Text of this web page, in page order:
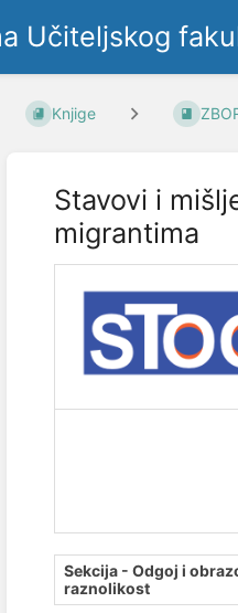
Učiteljskog
Knjige
Stavovi i
migrantima
Sekcija - Odgoj i
raznolikost